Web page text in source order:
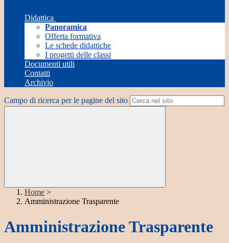
Didattica
Panoramica
Offerta formativa
Le schede didattiche
I progetti delle classi
Documenti utili
Contatti
Archivio
Campo di ricerca per le pagine del sito
Home >
Amministrazione Trasparente
Amministrazione Trasparente